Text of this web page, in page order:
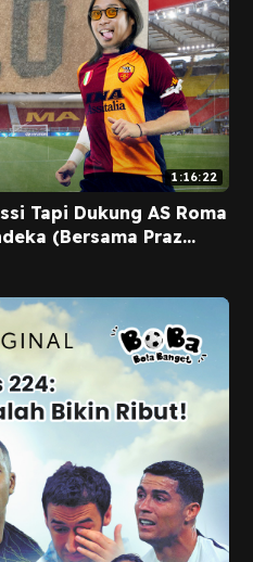
1:16:22
Tapi Dukung AS Roma
(Bersama Praz